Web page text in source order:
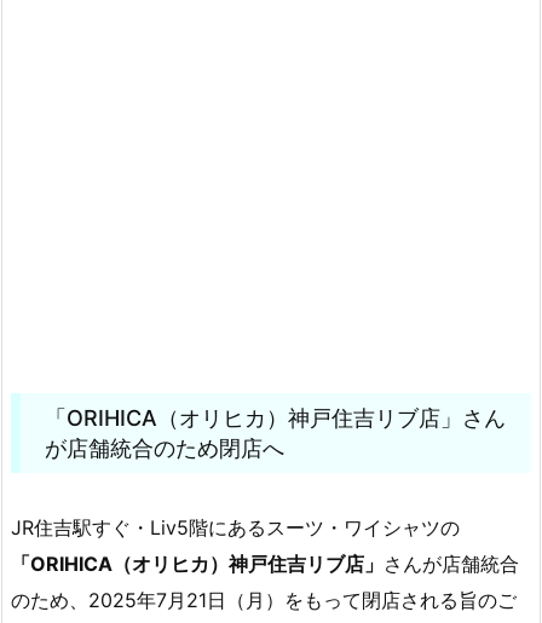
「ORIHICA（オリヒカ）神戸住吉リブ店」さん
が店舗統合のため閉店へ
JR住吉駅すぐ・Liv5階にあるスーツ・ワイシャツの
「ORIHICA（オリヒカ）神戸住吉リブ店」 さんが店舗統合
のため、2025年7月21日（月）をもって閉店される旨のご